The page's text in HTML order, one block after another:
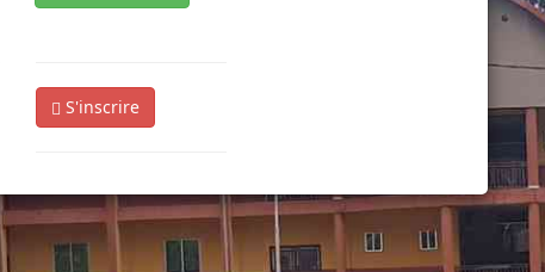
S'inscrire